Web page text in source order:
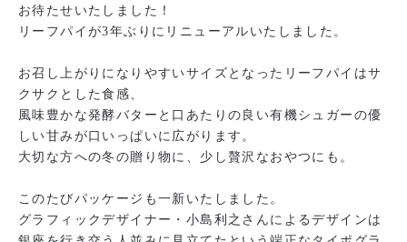
お待たせいたしました！
リーフパイが3年ぶりにリニューアルいたしました。
お召し上がりになりやすいサイズとなったリーフパイはサ
クサクとした食感、
風味豊かな発酵バターと口あたりの良い有機シュガーの優
しい甘みが口いっぱいに広がります。
大切な方への冬の贈り物に、少し贅沢なおやつにも。
このたびパッケージも一新いたしました。
グラフィックデザイナー・小島利之さんによるデザインは